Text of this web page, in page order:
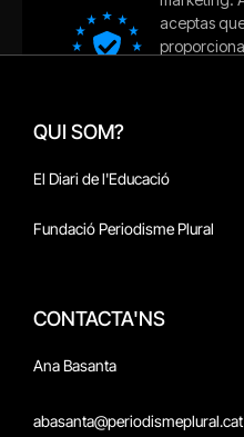
QUI SOM?
El Diari de l'Educació
Fundació Periodisme Plural
CONTACTA'NS
Ana Basanta
abasanta@periodismeplural.cat